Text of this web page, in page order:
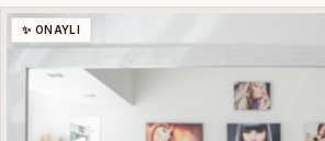
✨ ONAYLI